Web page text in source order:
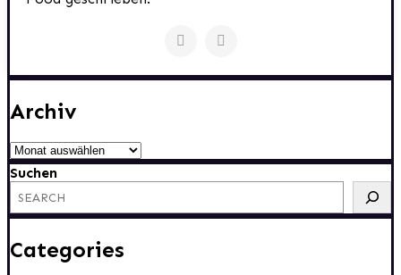
Archiv
Archiv
Suchen
Categories